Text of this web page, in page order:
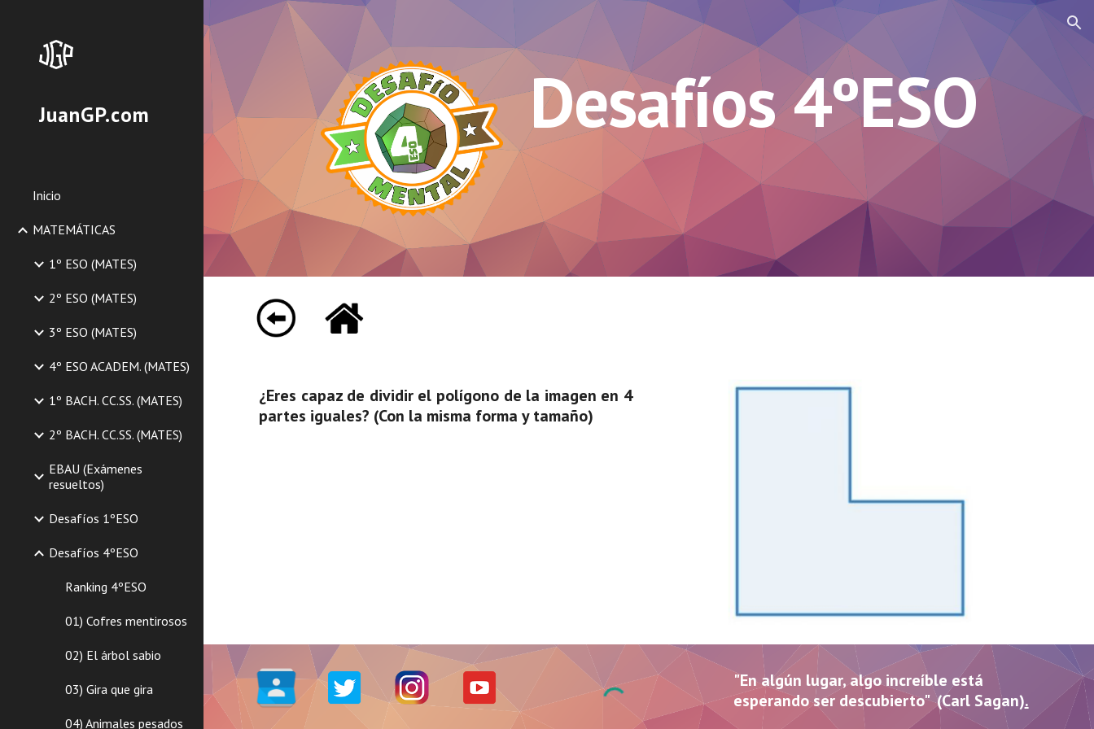
Skip to main content Skip to navigation
JuanGP.com
Inicio
MATEMÁTICAS
1º ESO (MATES)
2º ESO (MATES)
3º ESO (MATES)
4º ESO ACADEM. (MATES)
1º BACH. CC.SS. (MATES)
2º BACH. CC.SS. (MATES)
EBAU (Exámenes
resueltos)
Desafíos 1ºESO
Desafíos 4ºESO
Ranking 4ºESO
01) Cofres mentirosos
02) El árbol sabio
03) Gira que gira
04) Animales pesados
Desafíos 4ºESO
¿Eres capaz de dividir el polígono de la imagen en 4
partes iguales? (Con la misma forma y tamaño)
"En algún lugar, algo increíble está
esperando ser descubierto" (Carl Sagan).